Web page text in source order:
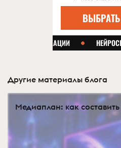
Другие материалы блога
Медиаплан: как